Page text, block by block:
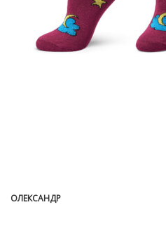
ОЛЕКСАНДР